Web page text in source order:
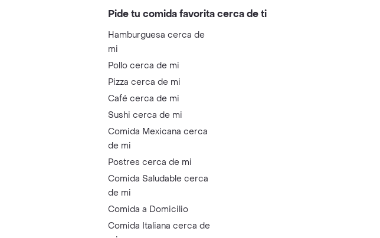
Pide tu comida favorita cerca de ti
Hamburguesa cerca de
mi
Pollo cerca de mi
Pizza cerca de mi
Café cerca de mi
Sushi cerca de mi
Comida Mexicana cerca
de mi
Postres cerca de mi
Comida Saludable cerca
de mi
Comida a Domicilio
Comida Italiana cerca de